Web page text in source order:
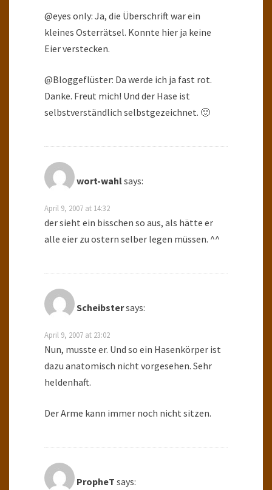
@eyes only: Ja, die Überschrift war ein
kleines Osterrätsel. Konnte hier ja keine
Eier verstecken.
@Bloggeflüster: Da werde ich ja fast rot.
Danke. Freut mich! Und der Hase ist
selbstverständlich selbstgezeichnet. 🙂
wort-wahlsays:
April 9, 2007 at 14:32
der sieht ein bisschen so aus, als hätte er
alle eier zu ostern selber legen müssen. ^^
Scheibstersays:
April 9, 2007 at 23:02
Nun, musste er. Und so ein Hasenkörper ist
dazu anatomisch nicht vorgesehen. Sehr
heldenhaft.
Der Arme kann immer noch nicht sitzen.
PropheT says: